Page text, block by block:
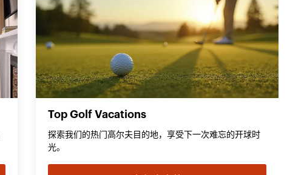
Top Golf Vacations
探索我们的热门高尔夫目的地，享受下一次难忘的开球时
光。